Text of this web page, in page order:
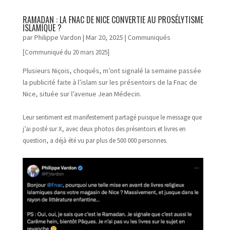
RAMADAN : LA FNAC DE NICE CONVERTIE AU PROSÉLYTISME
ISLAMIQUE ?
parPhilippe Vardon | Mar 20, 2025 | Communiqués
[Communiqué du 20 mars 2025]
Plusieurs Niçois, choqués, m’ont signalé la semaine passée
la publicité faite à l’islam sur les présentoirs de la Fnac de
Nice, située sur l’avenue Jean Médecin.
Leur sentiment est manifestement partagé puisque le message que
j’ai posté sur X, avec deux photos des présentoirs et livres en
question, a déjà été vu par plus de 500 000 personnes.